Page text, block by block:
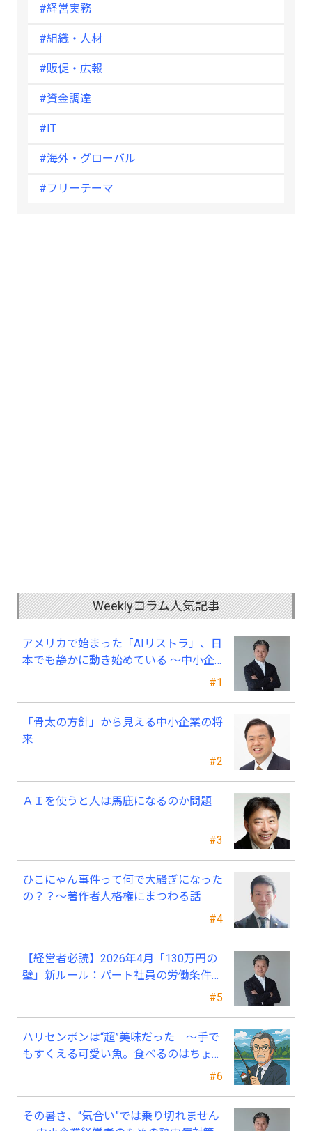
#経営実務
#組織・人材
#販促・広報
#資金調達
#IT
#海外・グローバル
#フリーテーマ
Weeklyコラム人気記事
#1
アメリカで始まった「AIリストラ」、日
本でも静かに動き始めている ～中小企
業経営者が今、見直すべき採用・業務・
#2
「骨太の方針」から見える中小企業の将
来
#3
ＡＩを使うと人は馬鹿になるのか問題
#4
ひこにゃん事件って何で大騒ぎになった
の？？～著作者人格権にまつわる話
#5
【経営者必読】2026年4月「130万円の
壁」新ルール：パート社員の労働条件通
#6
ハリセンボンは“超”美味だった ～手で
もすくえる可愛い魚。食べるのはちょっ
その暑さ、“気合い”では乗り切れません